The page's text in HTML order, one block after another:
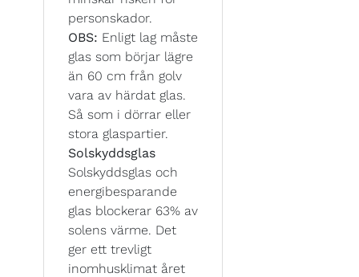
personskador.
OBS: Enligt lag måste
glas som börjar lägre
än 60 cm från golv
vara av härdat glas.
Så som i dörrar eller
stora glaspartier.
Solskyddsglas
Solskyddsglas och
energibesparande
glas blockerar 63% av
solens värme. Det
ger ett trevligt
inomhusklimat året